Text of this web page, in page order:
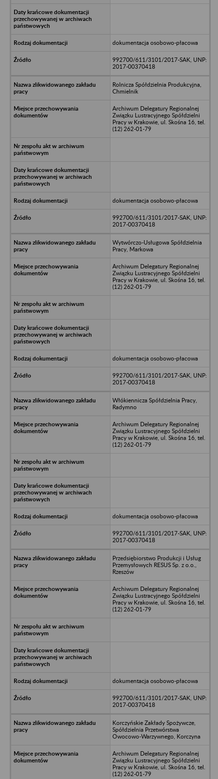
dokumentacja osobowo-płacowa
992700/611/3101/2017-SAK, UNP:
2017-00370418
Rolnicza Spółdzielnia Produkcyjna,
Chmielnik
Archiwum Delegatury Regionalnej
Związku Lustracyjnego Spółdzielni
Pracy w Krakowie, ul. Skośna 16, tel.
(12) 262-01-79
dokumentacja osobowo-płacowa
992700/611/3101/2017-SAK, UNP:
2017-00370418
Wytwórczo-Usługowa Spółdzielnia
Pracy, Markowa
Archiwum Delegatury Regionalnej
Związku Lustracyjnego Spółdzielni
Pracy w Krakowie, ul. Skośna 16, tel.
(12) 262-01-79
dokumentacja osobowo-płacowa
992700/611/3101/2017-SAK, UNP:
2017-00370418
Włókiennicza Spółdzielnia Pracy,
Radymno
Archiwum Delegatury Regionalnej
Związku Lustracyjnego Spółdzielni
Pracy w Krakowie, ul. Skośna 16, tel.
(12) 262-01-79
dokumentacja osobowo-płacowa
992700/611/3101/2017-SAK, UNP:
2017-00370418
Przedsiębiorstwo Produkcji i Usług
Przemysłowych RESUS Sp. z o.o.,
Rzeszów
Archiwum Delegatury Regionalnej
Związku Lustracyjnego Spółdzielni
Pracy w Krakowie, ul. Skośna 16, tel.
(12) 262-01-79
dokumentacja osobowo-płacowa
992700/611/3101/2017-SAK, UNP:
2017-00370418
Korczyńskie Zakłady Spożywcze,
Spółdzielnia Przetwórstwa
Owocowo-Warzywnego, Korczyna
Archiwum Delegatury Regionalnej
Związku Lustracyjnego Spółdzielni
Pracy w Krakowie, ul. Skośna 16, tel.
(12) 262-01-79